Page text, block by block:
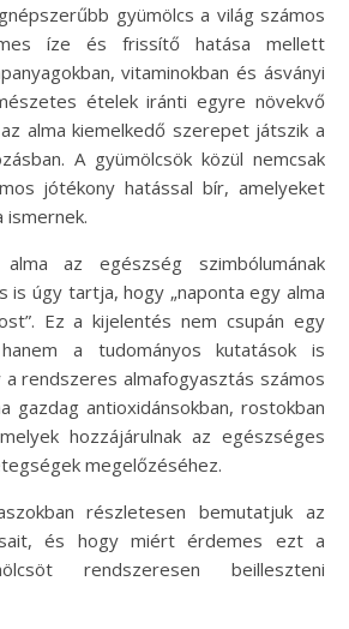
íze és frissítő hatása mellett
vitaminokban és ásványi
ételek iránti egyre növekvő
alma kiemelkedő szerepet játszik a
A gyümölcsök közül nemcsak
jótékony hatással bír, amelyeket
ismernek.
alma az egészség szimbólumának
is úgy tartja, hogy „naponta egy alma
Ez a kijelentés nem csupán egy
a tudományos kutatások is
rendszeres almafogyasztás számos
gazdag antioxidánsokban, rostokban
hozzájárulnak az egészséges
megelőzéséhez.
részletesen bemutatjuk az
és hogy miért érdemes ezt a
rendszeresen beilleszteni